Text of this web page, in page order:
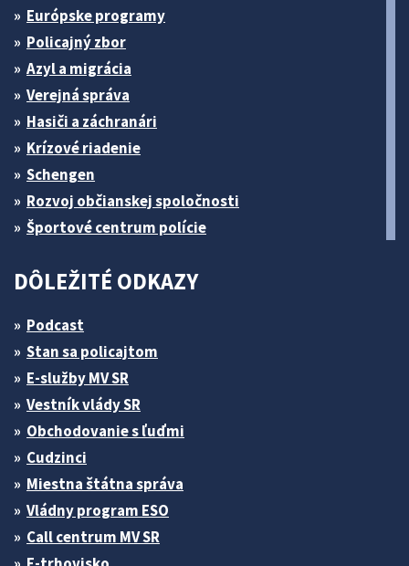
Európske programy
Policajný zbor
Azyl a migrácia
Verejná správa
Hasiči a záchranári
Krízové riadenie
Schengen
Rozvoj občianskej spoločnosti
Športové centrum polície
DÔLEŽITÉ ODKAZY
Podcast
Stan sa policajtom
E-služby MV SR
Vestník vlády SR
Obchodovanie s ľuďmi
Cudzinci
Miestna štátna správa
Vládny program ESO
Call centrum MV SR